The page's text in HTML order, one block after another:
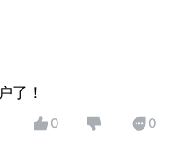
了！
0 0